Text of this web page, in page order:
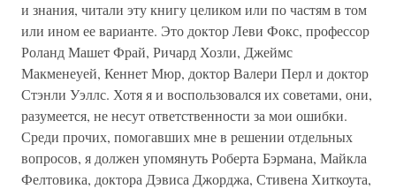
и знания, читали эту книгу целиком или по частям в том
или ином ее варианте. Это доктор Леви Фокс, профессор
Роланд Машет Фрай, Ричард Хозли, Джеймс
Макменеуей, Кеннет Мюр, доктор Валери Перл и доктор
Стэнли Уэллс. Хотя я и воспользовался их советами, они,
разумеется, не несут ответственности за мои ошибки.
Среди прочих, помогавших мне в решении отдельных
вопросов, я должен упомянуть Роберта Бэрмана, Майкла
Фелтовика, доктора Дэвиса Джорджа, Стивена Хиткоута,